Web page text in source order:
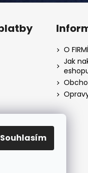
Souhlasím
O
Jak